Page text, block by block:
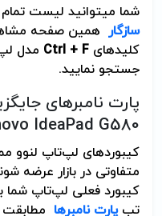
شما می­توانید لیست تمام
سازگار همین صفحه
کلیدهای Ctrl + F مدل
جستجو نمایید.
پارت نامبرهای
IdeaPad G580
کیبوردهای لپ‌تاپ لنوو
متفاوتی در بازار عرضه
کیبورد فعلی لپ‌تاپ شما
تبپارت نامبرها مطابقت